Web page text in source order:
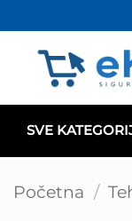
to
content
SVE
Početna /